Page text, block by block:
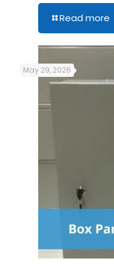
Read more
May 29, 2026